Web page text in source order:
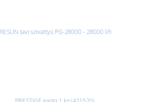
tudjuk vállalni, ha a jegyzőkönyv elkészült,
az információ.
RESUN tavi szivattyú PG-28000 - 28000 l/h